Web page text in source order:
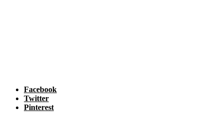
Facebook
Twitter
Pinterest